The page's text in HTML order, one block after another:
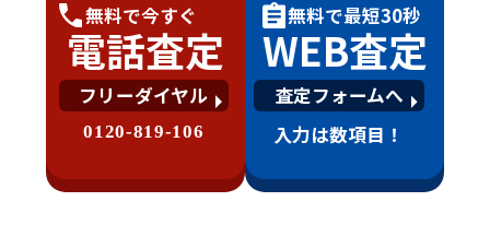
無料で今すぐ
電話査定
フリーダイヤル
0120-819-106
無料で最短30秒
WEB査定
査定フォームへ
入力は数項目！